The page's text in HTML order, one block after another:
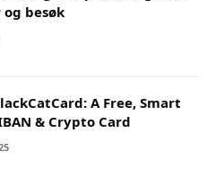
besøk
A Free, Smart
& Crypto Card